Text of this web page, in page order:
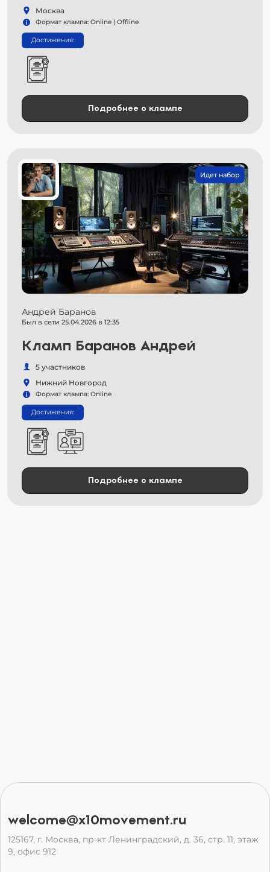
Москва
Формат клампа: Online | Offline
Достижения:
Подробнее о клампе
Идет набор
Андрей Баранов
Был в сети 25.04.2026 в 12:35
Кламп Баранов Андрей
5 участников
Нижний Новгород
Формат клампа: Online
Достижения:
Подробнее о клампе
welcome@x10movement.ru
125167, г. Москва, пр-кт Ленинградский, д. 36, стр. 11, этаж
9, офис 912